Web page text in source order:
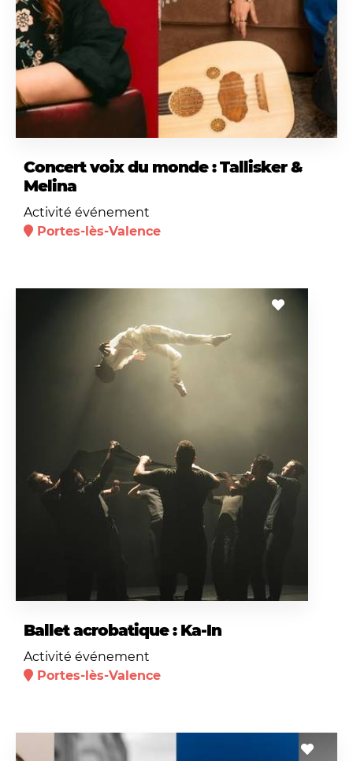
Concert voix du monde : Tallisker &
Melina
Activité événement
Portes-lès-Valence
Ballet acrobatique : Ka-In
Activité événement
Portes-lès-Valence